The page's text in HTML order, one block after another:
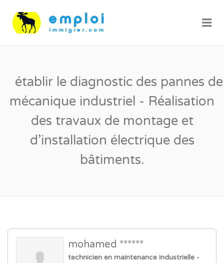
établir le diagnostic des pannes de
mécanique industriel - Réalisation
des travaux de montage et
d’installation électrique des
bâtiments.
mohamed ******
technicien en maintenance industrielle -